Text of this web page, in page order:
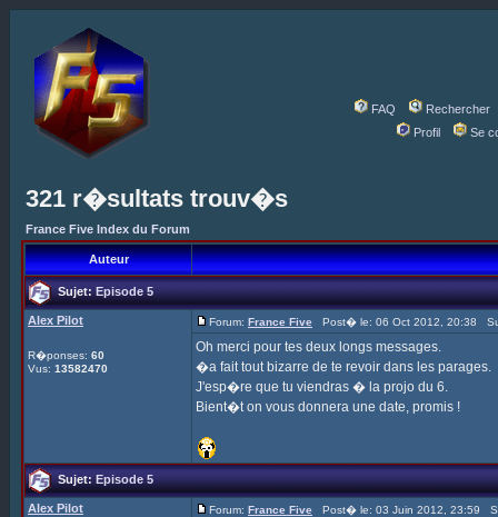
FAQ
Rechercher
Profil
Se
321 r�sultats trouv�s
France Five Index du Forum
Auteur
Sujet:Episode 5
Alex Pilot
R�ponses: 60
Vus: 13582470
Forum: France Five Post� le: 06 Oct 2012, 20:38
Oh merci pour tes deux longs messages.
�a fait tout bizarre de te revoir dans les parages.
J'esp�re que tu viendras � la projo du 6.
Bient�t on vous donnera une date, promis !
Sujet:Episode 5
Alex Pilot Forum: France Five Post� le: 03 Juin 2012, 23:59